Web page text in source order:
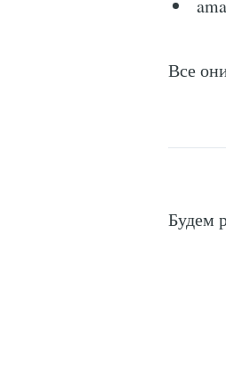
Все
Будем